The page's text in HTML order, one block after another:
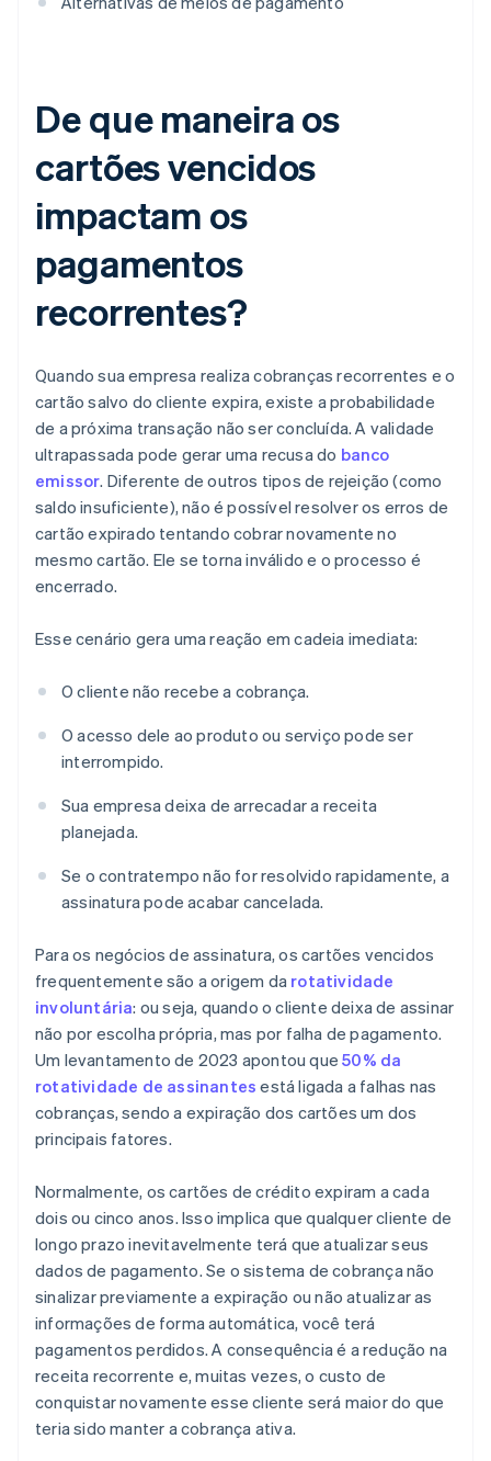
De que maneira os
cartões vencidos
impactam os
pagamentos
recorrentes?
Quando sua empresa realiza cobranças recorrentes e o
cartão salvo do cliente expira, existe a probabilidade
de a próxima transação não ser concluída. A validade
ultrapassada pode gerar uma recusa do banco
emissor. Diferente de outros tipos de rejeição (como
saldo insuficiente), não é possível resolver os erros de
cartão expirado tentando cobrar novamente no
mesmo cartão. Ele se torna inválido e o processo é
encerrado.
Esse cenário gera uma reação em cadeia imediata:
O cliente não recebe a cobrança.
O acesso dele ao produto ou serviço pode ser
interrompido.
Sua empresa deixa de arrecadar a receita
planejada.
Se o contratempo não for resolvido rapidamente, a
assinatura pode acabar cancelada.
Para os negócios de assinatura, os cartões vencidos
frequentemente são a origem da rotatividade
involuntária: ou seja, quando o cliente deixa de assinar
não por escolha própria, mas por falha de pagamento.
Um levantamento de 2023 apontou que50% da
rotatividade de assinantes está ligada a falhas nas
cobranças, sendo a expiração dos cartões um dos
principais fatores.
Normalmente, os cartões de crédito expiram a cada
dois ou cinco anos. Isso implica que qualquer cliente de
longo prazo inevitavelmente terá que atualizar seus
dados de pagamento. Se o sistema de cobrança não
sinalizar previamente a expiração ou não atualizar as
informações de forma automática, você terá
pagamentos perdidos. A consequência é a redução na
receita recorrente e, muitas vezes, o custo de
conquistar novamente esse cliente será maior do que
teria sido manter a cobrança ativa.